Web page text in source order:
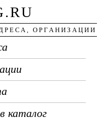
ОРГАНИЗАЦИИ
каталог